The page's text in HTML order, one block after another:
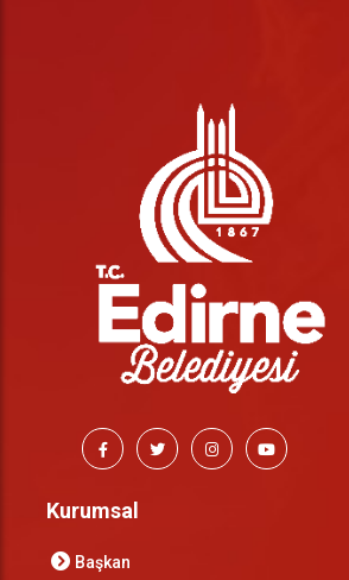
Kurumsal
Başkan